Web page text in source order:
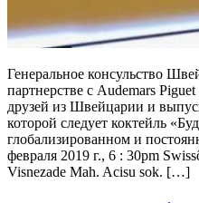
Генеральное консульство
партнерстве с Audemars
друзей из Швейцарии и
которой следует коктейль
глобализированном и
февраля 2019 г., 6 : 30pm
Visnezade Mah. Acisu sok. […]